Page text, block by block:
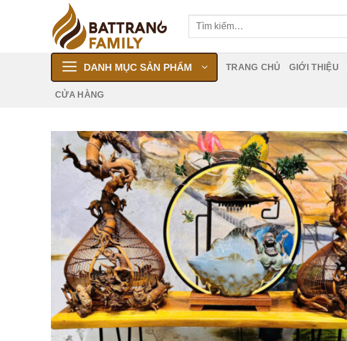
Tìm
DANH MỤC SẢN PHẨM TRANG CHỦ GIỚI THIỆU
CỬA HÀNG